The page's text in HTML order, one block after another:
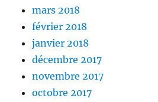
mars 2018
février 2018
janvier 2018
décembre 2017
novembre 2017
octobre 2017